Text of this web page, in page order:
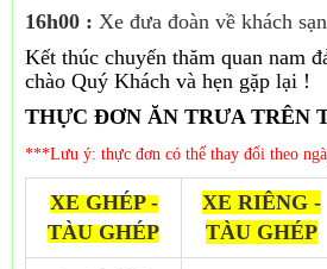
16h00 : Xe đưa đoàn về khách sạn
Kết thúc chuyến thăm quan nam
chào Quý Khách và hẹn gặp lại !
THỰC ĐƠN ĂN TRƯA TRÊN
***Lưu ý: thực đơn có thể thay đổi theo
XE GHÉP -
TÀU GHÉP
XE RIÊNG -
TÀU GHÉP